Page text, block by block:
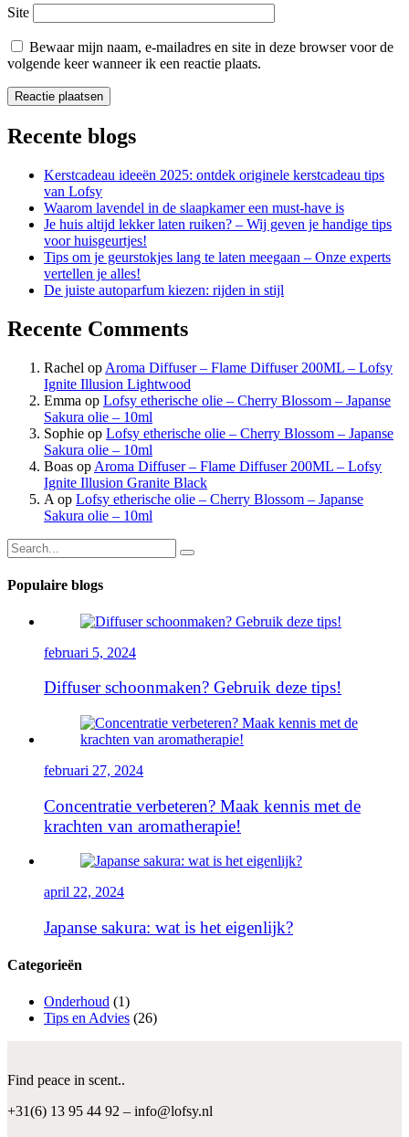
Site
Bewaar mijn naam, e-mailadres en site in deze browser voor de
volgende keer wanneer ik een reactie plaats.
Recente blogs
Kerstcadeau ideeën 2025: ontdek originele kerstcadeau tips
van Lofsy
Waarom lavendel in de slaapkamer een must-have is
Je huis altijd lekker laten ruiken? – Wij geven je handige tips
voor huisgeurtjes!
Tips om je geurstokjes lang te laten meegaan – Onze experts
vertellen je alles!
De juiste autoparfum kiezen: rijden in stijl
Recente Comments
Rachel op Aroma Diffuser – Flame Diffuser 200ML – Lofsy
Ignite Illusion Lightwood
Emma op Lofsy etherische olie – Cherry Blossom – Japanse
Sakura olie – 10ml
Sophie op Lofsy etherische olie – Cherry Blossom – Japanse
Sakura olie – 10ml
Boas op Aroma Diffuser – Flame Diffuser 200ML – Lofsy
Ignite Illusion Granite Black
A op Lofsy etherische olie – Cherry Blossom – Japanse
Sakura olie – 10ml
Populaire blogs
februari 5, 2024
Diffuser schoonmaken? Gebruik deze tips!
februari 27, 2024
Concentratie verbeteren? Maak kennis met de
krachten van aromatherapie!
april 22, 2024
Japanse sakura: wat is het eigenlijk?
Categorieën
Onderhoud (1)
Tips en Advies (26)
Find peace in scent..
+31(6) 13 95 44 92 – info@lofsy.nl